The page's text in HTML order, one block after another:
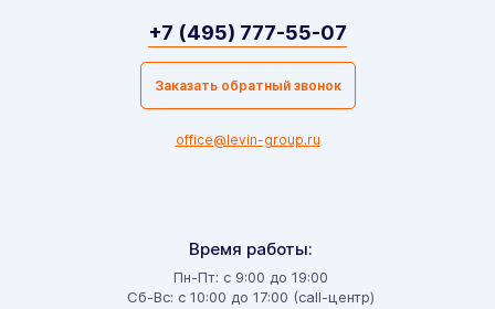
Время работы:
Пн-Пт: с 9:00 до 19:00
Сб-Вс: с 10:00 до 17:00 (call-центр)
+7 (495) 777-55-07
Заказать обратный звонок
office@levin-group.ru